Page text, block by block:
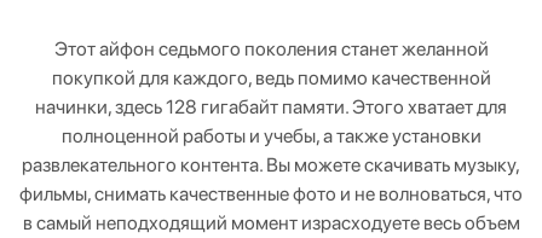
Этот айфон седьмого поколения станет желанной
покупкой для каждого, ведь помимо качественной
начинки, здесь 128 гигабайт памяти. Этого хватает для
полноценной работы и учебы, а также установки
развлекательного контента. Вы можете скачивать музыку,
фильмы, снимать качественные фото и не волноваться, что
в самый неподходящий момент израсходуете весь объем